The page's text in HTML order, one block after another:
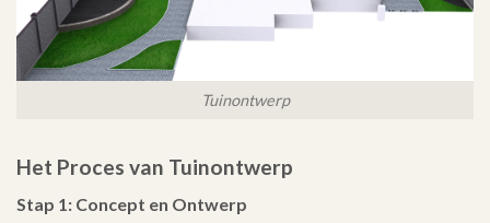
Tuinontwerp
Het Proces van Tuinontwerp
Stap 1: Concept en Ontwerp